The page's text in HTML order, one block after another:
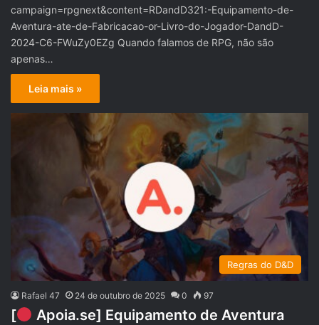
campaign=rpgnext&content=RDandD321:-Equipamento-de-
Aventura-ate-de-Fabricacao-or-Livro-do-Jogador-DandD-
2024-C6-FWuZy0EZg Quando falamos de RPG, não são
apenas…
Leia mais »
Regras do D&D
Rafael 47 24 de outubro de 2025 0 97
[
Apoia.se] Equipamento de Aventura